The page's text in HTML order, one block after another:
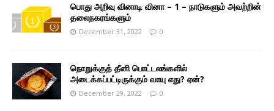
பொது அறிவு வினாடி வினா – 1 – நாடுகளும் அவற்றின்
தலைநகரங்களும்
December 31, 2022 0
நொறுக்குத் தீனி பொட்டலங்களில்
அடைக்கப்பட்டிருக்கும் வாயு எது? ஏன்?
December 29, 2022 0